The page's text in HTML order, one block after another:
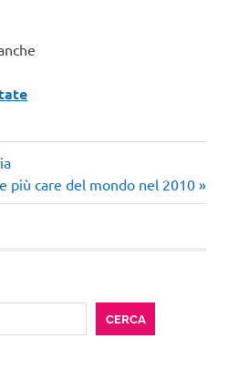
più care del mondo nel 2010
CERCA